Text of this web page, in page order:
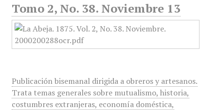
Tomo 2, No. 38. Noviembre 13
Publicación bisemanal dirigida a obreros y artesanos.
Trata temas generales sobre mutualismo, historia,
costumbres extranjeras, economía doméstica,